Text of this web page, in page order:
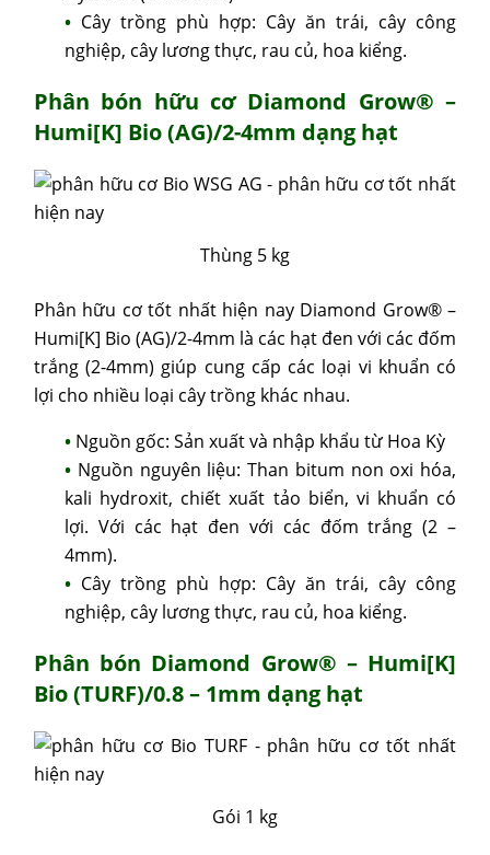
Cây trồng phù hợp: Cây ăn trái, cây công
nghiệp, cây lương thực, rau củ, hoa kiểng.
Phân bón hữu cơ Diamond Grow® –
Humi[K] Bio (AG)/2-4mm dạng hạt
Thùng 5 kg
Phân hữu cơ tốt nhất hiện nay Diamond Grow® –
Humi[K] Bio (AG)/2-4mm là các hạt đen với các đốm
trắng (2-4mm) giúp cung cấp các loại vi khuẩn có
lợi cho nhiều loại cây trồng khác nhau.
Nguồn gốc: Sản xuất và nhập khẩu từ Hoa Kỳ
Nguồn nguyên liệu: Than bitum non oxi hóa,
kali hydroxit, chiết xuất tảo biển, vi khuẩn có
lợi. Với các hạt đen với các đốm trắng (2 –
4mm).
Cây trồng phù hợp: Cây ăn trái, cây công
nghiệp, cây lương thực, rau củ, hoa kiểng.
Phân bón Diamond Grow® – Humi[K]
Bio (TURF)/0.8 – 1mm dạng hạt
Gói 1 kg